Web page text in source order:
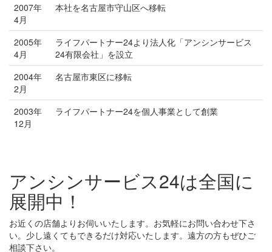
2007年
4月
本社を名古屋市守山区へ移転
2005年
4月
ライフパートナー24より法人化「アンシンサービス
24有限会社」を設立
2004年
2月
名古屋市東区に移転
2003年
12月
ライフパートナー24を個人事業として創業
アンシンサービス24は全国に
展開中！
お近くの店舗よりお伺いいたします。お気軽にお問い合わせ下さ
い。少し遠くてもできるだけ対応いたします。遠方の方もぜひご
相談下さい。